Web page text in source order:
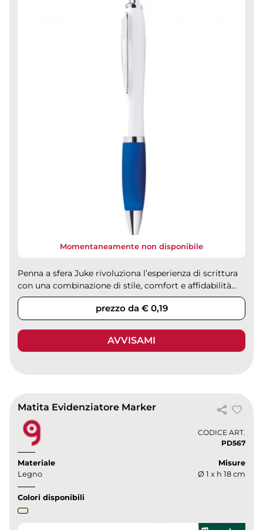
Momentaneamente non disponibile
Penna a sfera Juke rivoluziona l’esperienza di scrittura
con una combinazione di stile, comfort e affidabilità...
prezzo da € 0,19
AVVISAMI
Matita Evidenziatore Marker
CODICE ART.
PD567
Materiale
Legno
Misure
Ø 1 x h 18 cm
Colori disponibili